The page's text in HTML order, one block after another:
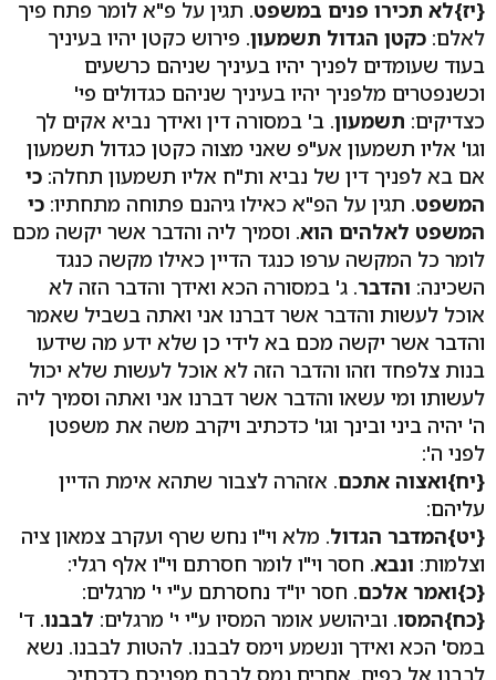
{יז}לא תכירו פנים במשפט. תגין על פ"א לומר פתח פיך
לאלם: כקטן הגדול תשמעון. פירוש כקטן יהיו בעיניך
בעוד שעומדים לפניך יהיו בעיניך שניהם כרשעים
וכשנפטרים מלפניך יהיו בעיניך שניהם כגדולים פי'
כצדיקים: תשמעון. ב' במסורה דין ואידך נביא אקים לך
וגו' אליו תשמעון אע"פ שאני מצוה כקטן כגדול תשמעון
אם בא לפניך דין של נביא ות"ח אליו תשמעון תחלה: כי
המשפט. תגין על הפ"א כאילו גיהנם פתוחה מתחתיו: כי
המשפט לאלהים הוא. וסמיך ליה והדבר אשר יקשה מכם
לומר כל המקשה ערפו כנגד הדיין כאילו מקשה כנגד
השכינה: והדבר. ג' במסורה הכא ואידך והדבר הזה לא
אוכל לעשות והדבר אשר דברנו אני ואתה בשביל שאמר
והדבר אשר יקשה מכם בא לידי כן שלא ידע מה שידעו
בנות צלפחד וזהו והדבר הזה לא אוכל לעשות שלא יכול
לעשותו ומי עשאו והדבר אשר דברנו אני ואתה וסמיך ליה
ה' יהיה ביני ובינך וגו' כדכתיב ויקרב משה את משפטן
לפני ה':
{יח}ואצוה אתכם. אזהרה לצבור שתהא אימת הדיין
עליהם:
{יט}המדבר הגדול. מלא וי"ו נחש שרף ועקרב צמאון ציה
וצלמות: ונבא. חסר וי"ו לומר חסרתם וי"ו אלף רגלי:
{כ}ואמר אלכם. חסר יו"ד נחסרתם ע"י י' מרגלים:
{כח}המסו. וביהושע אומר המסיו ע"י י' מרגלים: לבבנו. ד'
במס' הכא ואידך ונשמע וימס לבבנו. להטות לבבנו. נשא
לבבנו אל כפים. אחרים נמס לבבם מפניכם כדכתיכ